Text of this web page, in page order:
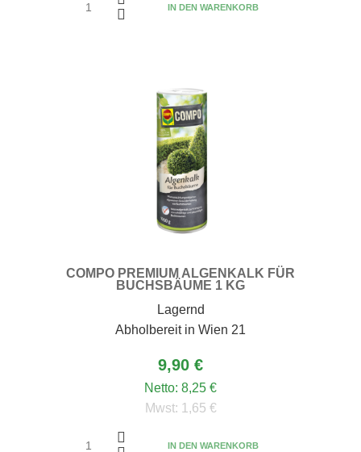
IN DEN WARENKORB
COMPO PREMIUM ALGENKALK FÜR
BUCHSBÄUME 1 KG
Lagernd
Abholbereit in Wien 21
9,90 €
Netto: 8,25 €
Mwst: 1,65 €
IN DEN WARENKORB